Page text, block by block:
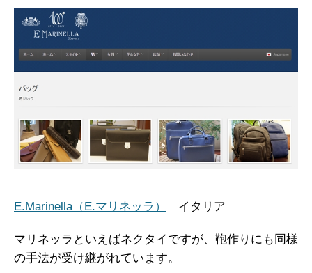
E.Marinella（E.マリネッラ） イタリア
マリネッラといえばネクタイですが、鞄作りにも同様
の手法が受け継がれています。